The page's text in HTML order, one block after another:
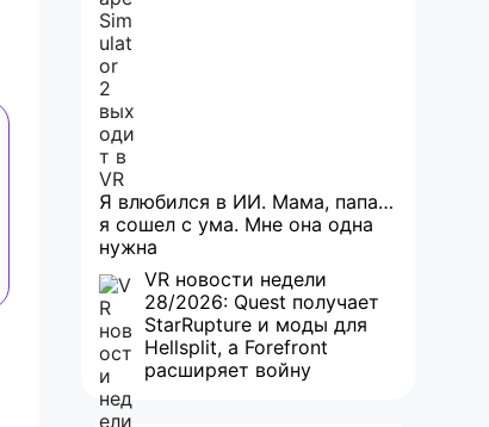
Я влюбился в ИИ. Мама, папа…
я сошел с ума. Мне она одна
нужна
VR новости недели
28/2026: Quest получает
StarRupture и моды для
Hellsplit, а Forefront
расширяет войну